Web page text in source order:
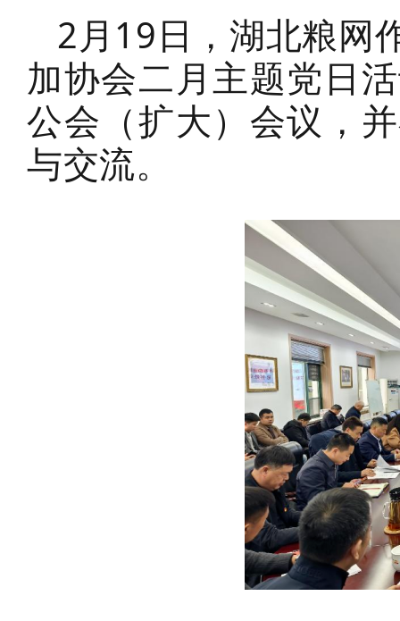
2月19日，湖北粮网
加协会二月主题党日
公会（扩大）会议，
与交流。